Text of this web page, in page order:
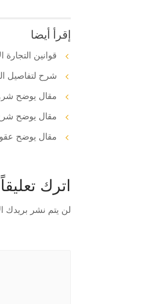
إقرأ أيضا
قوانين التجارة
شرح لتفاصيل المادة 46 من نظام
مقال يوضح
مقال يوضح شرح المادة 46 من نظام
مقال يوضح
اترك تعليقاً
لن يتم نشر بريدك